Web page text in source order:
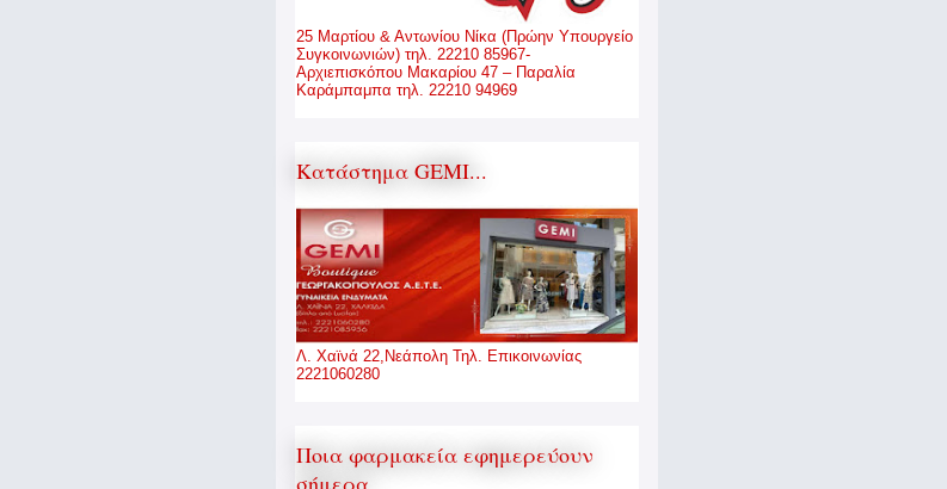
25 Μαρτίου & Αντωνίου Νίκα (Πρώην Υπουργείο
Συγκοινωνιών) τηλ. 22210 85967-
Αρχιεπισκόπου Μακαρίου 47 – Παραλία
Καράμπαμπα τηλ. 22210 94969
Κατάστημα GEMI...
Λ. Χαϊνά 22,Νεάπολη Τηλ. Επικοινωνίας
2221060280
Ποια φαρμακεία εφημερεύουν
σήμερα